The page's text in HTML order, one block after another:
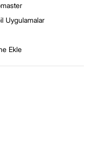
Uygulamalar
Ekle